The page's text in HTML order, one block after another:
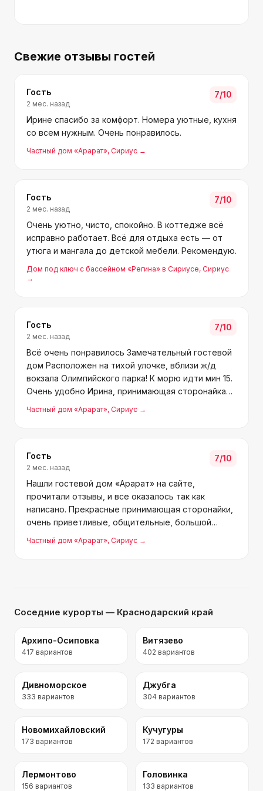
Свежие отзывы гостей
Гость
2 мес. назад
7/10
Ирине спасибо за комфорт. Номера уютные, кухня
со всем нужным. Очень понравилось.
Частный дом «Арарат», Сириус →
Гость
2 мес. назад
7/10
Очень уютно, чисто, спокойно. В коттедже всё
исправно работает. Всё для отдыха есть — от
утюга и мангала до детской мебели. Рекомендую.
Дом под ключ с бассейном «Регина» в Сириусе, Сириус
→
Гость
2 мес. назад
7/10
Всё очень понравилось Замечательный гостевой
дом Расположен на тихой улочке, вблизи ж/д
вокзала Олимпийского парка! К морю идти мин 15.
Очень удобно Ирина, принимающая сторонайка
гостевого дома, замечательная «! Спасибо
большое ей за внимание. В общем рекомендую
Частный дом «Арарат», Сириус →
Гость
2 мес. назад
7/10
Нашли гостевой дом «Арарат» на сайте,
прочитали отзывы, и все оказалось так как
написано. Прекрасные принимающая сторонайки,
очень приветливые, общительные, большой
двор, можно посидеть в любое время, есть
бассейн, вода аккуратная в нем, большая кухня,
Частный дом «Арарат», Сириус →
Соседние курорты — Краснодарский край
Архипо-Осиповка
417 вариантов
Витязево
402 вариантов
Дивноморское
333 вариантов
Джубга
304 вариантов
Новомихайловский
173 вариантов
Кучугуры
172 вариантов
Лермонтово
156 вариантов
Головинка
133 вариантов